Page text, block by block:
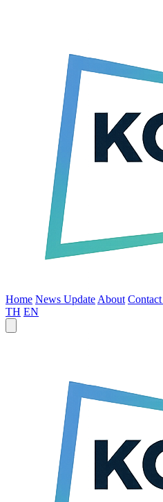
Home News Update About
TH EN